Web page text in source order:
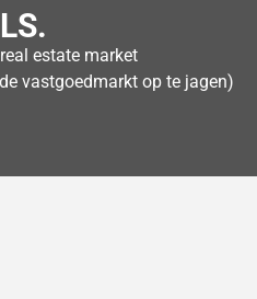
estate market
vastgoedmarkt op te jagen)